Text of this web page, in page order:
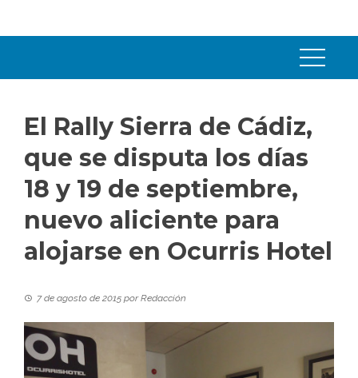
El Rally Sierra de Cádiz,
que se disputa los días
18 y 19 de septiembre,
nuevo aliciente para
alojarse en Ocurris Hotel
7 de agosto de 2015 porRedacción